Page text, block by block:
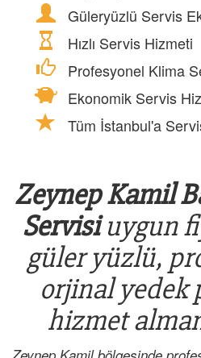
Güleryüzlü Servis
Hızlı Servis Hizmeti
Profesyonel Klima
Ekonomik Servis
Tüm İstanbul'a
Zeynep Kamil
Servisiuygun
güler yüzlü,
orjinal yedek
hizmet